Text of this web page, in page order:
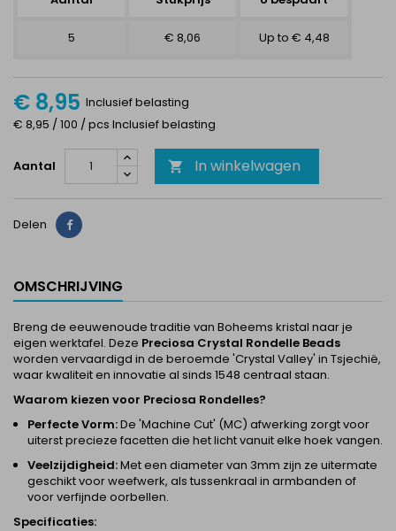
5 € 8,06 Up to € 4,48
€ 8,95 Inclusief belasting
€ 8,95 / 100 / pcs Inclusief belasting
Aantal  In winkelwagen
Delen Delen
OMSCHRIJVING
Breng de eeuwenoude traditie van Boheems kristal naar je
eigen werktafel. Deze Preciosa Crystal Rondelle Beads
worden vervaardigd in de beroemde 'Crystal Valley' in Tsjechië,
waar kwaliteit en innovatie al sinds 1548 centraal staan.
Waarom kiezen voor Preciosa Rondelles?
Perfecte Vorm:De 'Machine Cut' (MC) afwerking zorgt voor
uiterst precieze facetten die het licht vanuit elke hoek vangen.
Veelzijdigheid:Met een diameter van 3mm zijn ze uitermate
geschikt voor weefwerk, als tussenkraal in armbanden of
voor verfijnde oorbellen.
Specificaties: